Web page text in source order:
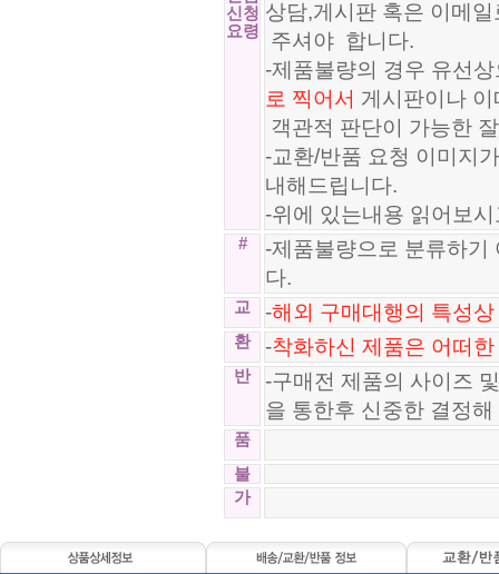
신청
요령
상담,게시판 혹은 이메
주셔야 합니다.
-제품불량의 경우 유선
로 찍어서 게시판이나
객관적 판단이 가능한
-교환/반품 요청 이미지
내해드립니다.
-위에 있는내용 읽어보
#
-제품불량으로 분류하기
다.
교 -해외 구매대행의 특성
환 -착화하신 제품은 어떠
반
-구매전 제품의 사이즈
을 통한후 신중한 결정
품
불
가